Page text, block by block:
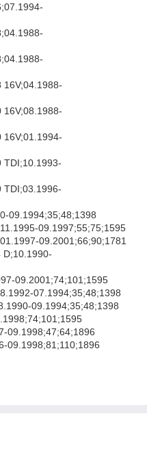
16V;04.1988-
16V;08.1988-
16V;01.1994-
TDI;10.1993-
TDI;03.1996-
09.1994;35;48;1398
09.1997;55;75;1595
09.2001;66;90;1781
D;10.1990-
09.2001;74;101;1595
07.1994;35;48;1398
09.1994;35;48;1398
09.1998;47;64;1896
09.1998;81;110;1896